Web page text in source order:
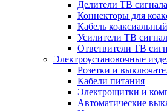
Делители ТВ сигнала
Коннекторы для
Кабель коаксиальный
Усилители ТВ
Ответвители ТВ
Электроустановочные
Розетки и
Кабели питания
Электрощитки и
Автоматические